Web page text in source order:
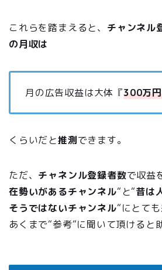
これらを踏まえると、 チャンネル
の月収は
月の広告収益は大体『300万
くらいだと推測できます。
ただ、 チャネンル登録者数で収益
在勢いがあるチャンネル“と“昔は
そうではないチャンネル“にとて
あくまで“参考“に聞いて頂けると